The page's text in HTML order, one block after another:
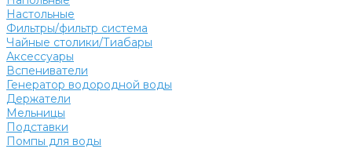
Настольные
Фильтры/фильтр система
Чайные столики/Тиабары
Аксессуары
Вспениватели
Генератор водородной воды
Держатели
Мельницы
Подставки
Помпы для воды